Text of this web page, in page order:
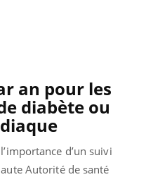
an pour les
diabète ou
d’un suivi
Autorité de santé